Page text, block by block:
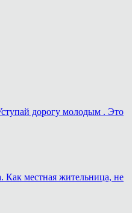
дорогу молодым . Это
Как местная жительница, не